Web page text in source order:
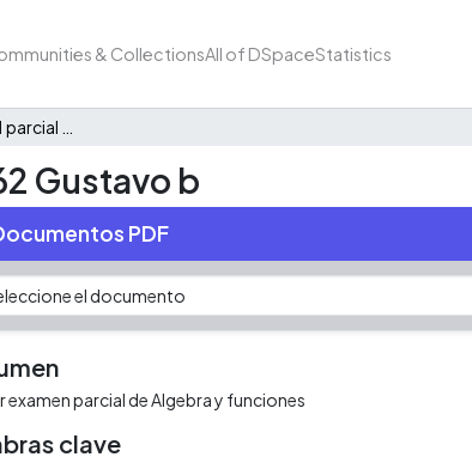
& CollectionsAll of DSpaceStatistics
Gustavo b
PDF
examen parcial de Algebra y funciones
clave